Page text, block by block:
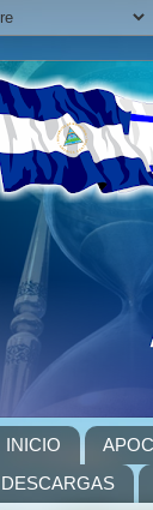
INICIO
DESCARGAS